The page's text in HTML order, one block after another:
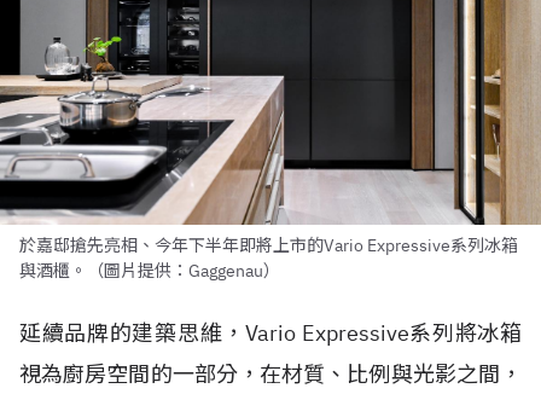
於嘉邸搶先亮相、今年下半年即將上市的Vario Expressive系列冰箱
與酒櫃。（圖片提供：Gaggenau）
延續品牌的建築思維，Vario Expressive系列將冰箱
視為廚房空間的一部分，在材質、比例與光影之間，